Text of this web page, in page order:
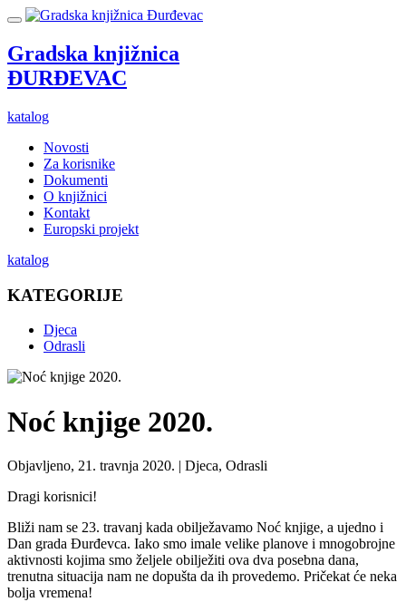
Gradska knjižnica
ĐURĐEVAC
katalog
Novosti
Za korisnike
Dokumenti
O knjižnici
Kontakt
Europski projekt
katalog
KATEGORIJE
Djeca
Odrasli
Noć knjige 2020.
Objavljeno, 21. travnja 2020. | Djeca, Odrasli
Dragi korisnici!
Bliži nam se 23. travanj kada obilježavamo Noć knjige, a ujedno i
Dan grada Đurđevca. Iako smo imale velike planove i mnogobrojne
aktivnosti kojima smo željele obilježiti ova dva posebna dana,
trenutna situacija nam ne dopušta da ih provedemo. Pričekat će neka
bolja vremena!